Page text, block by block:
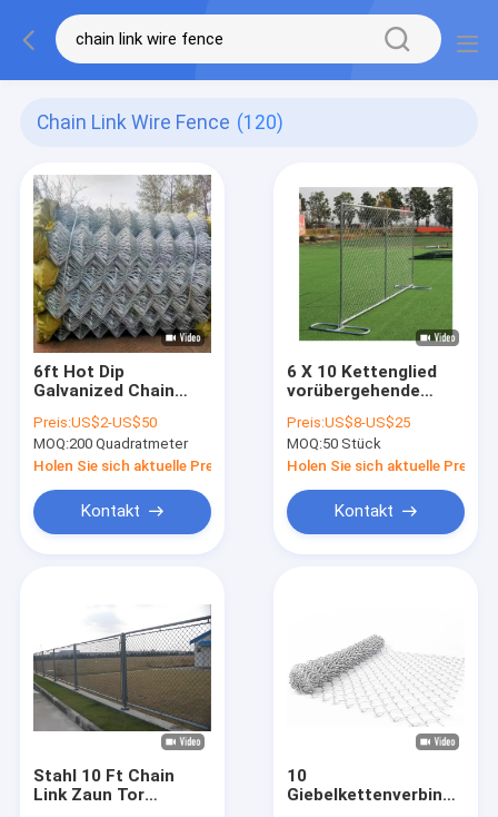
Chain Link Wire Fence (120)
6ft Hot Dip
Galvanized Chain
Park Sicherheitszaun
Preis:US$2-US$50
MOQ:200 Quadratmeter
Holen Sie sich aktuelle Preis
Kontakt
6 X 10 Kettenglied
vorübergehende
America Standard
Preis:US$8-US$25
MOQ:50 Stück
Holen Sie sich aktuelle Preis
Kontakt
Stahl 10 Ft Chain
Link Zaun Tor
10
Giebelkettenverbindung